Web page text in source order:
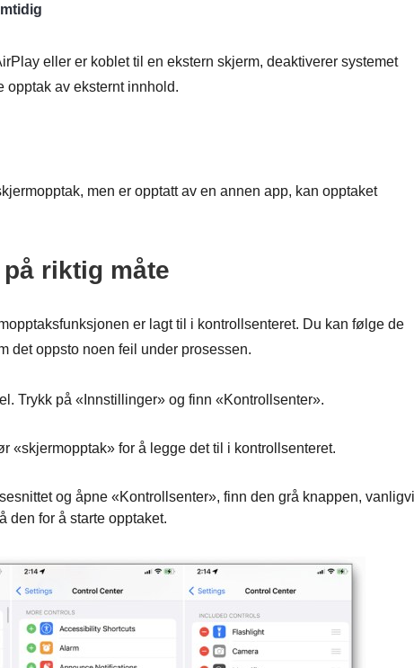
eller er koblet til en ekstern skjerm, deaktiverer systemet
opptak av eksternt innhold.
men er opptatt av en annen app, kan opptaket
riktig måte
er lagt til i kontrollsenteret. Du kan følge de
det oppsto noen feil under prosessen.
Trykk på «Innstillinger» og finn «Kontrollsenter».
«skjermopptak» for å legge det til i kontrollsenteret.
og åpne «Kontrollsenter», finn den grå knappen,
den for å starte opptaket.